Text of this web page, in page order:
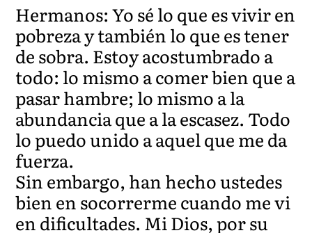
Hermanos: Yo sé lo que es vivir en
pobreza y también lo que es tener
de sobra. Estoy acostumbrado a
todo: lo mismo a comer bien que a
pasar hambre; lo mismo a la
abundancia que a la escasez. Todo
lo puedo unido a aquel que me da
fuerza.
Sin embargo, han hecho ustedes
bien en socorrerme cuando me vi
en dificultades. Mi Dios, por su